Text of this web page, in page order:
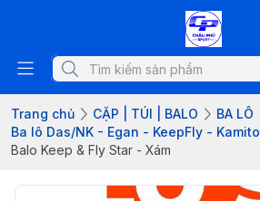
Trang chủ CẶP | TÚI | BALO
BA LÔ
Ba lô Das/NK - Egan - KeepFly - Kamito
Balo Keep & Fly Star - Xám